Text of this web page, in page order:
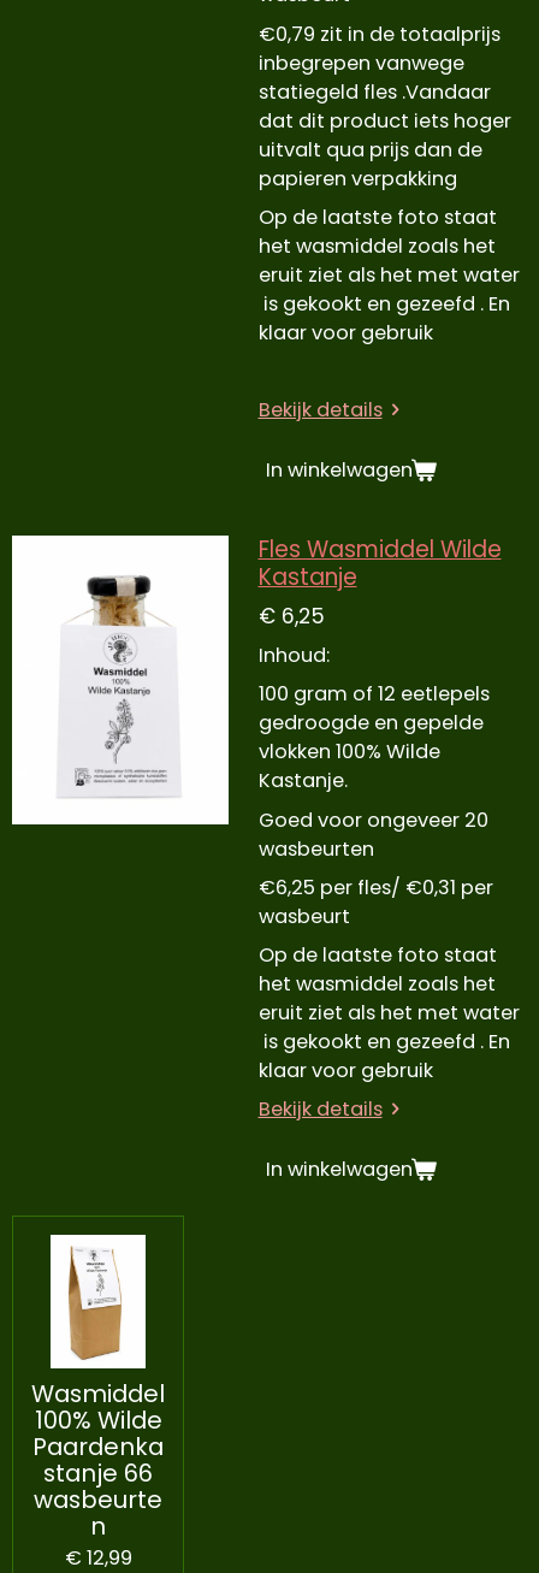
€0,79 zit in de totaalprijs
inbegrepen vanwege
statiegeld fles .Vandaar
dat dit product iets hoger
uitvalt qua prijs dan de
papieren verpakking
Op de laatste foto staat
het wasmiddel zoals het
eruit ziet als het met water
is gekookt en gezeefd . En
klaar voor gebruik
Bekijk details
In winkelwagen
Fles Wasmiddel Wilde
Kastanje
€ 6,25
Inhoud:
100 gram of 12 eetlepels
gedroogde en gepelde
vlokken 100% Wilde
Kastanje.
Goed voor ongeveer 20
wasbeurten
€6,25 per fles/ €0,31 per
wasbeurt
Op de laatste foto staat
het wasmiddel zoals het
eruit ziet als het met water
is gekookt en gezeefd . En
klaar voor gebruik
Bekijk details
In winkelwagen
Wasmiddel
100% Wilde
Paardenka
stanje 66
wasbeurte
n
€ 12,99